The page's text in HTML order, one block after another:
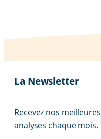
La Newsletter
Recevez nos meilleures
analyses chaque mois.